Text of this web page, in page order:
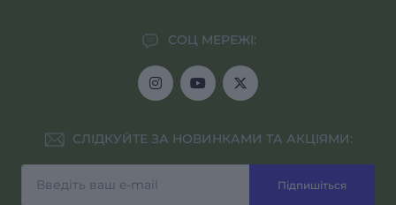
СОЦ МЕРЕЖІ:
СЛІДКУЙТЕ ЗА НОВИНКАМИ ТА АКЦІЯМИ:
Підпишіться